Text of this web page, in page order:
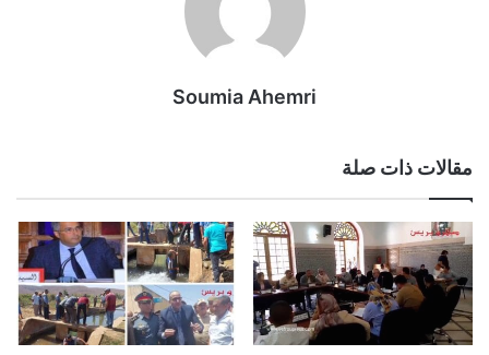
Soumia Ahemri
مقالات ذات صلة